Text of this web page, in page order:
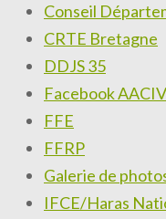
Conseil
CRTE Bretagne
DDJS 35
Facebook AACIV
FFE
FFRP
Galerie de
IFCE/Haras